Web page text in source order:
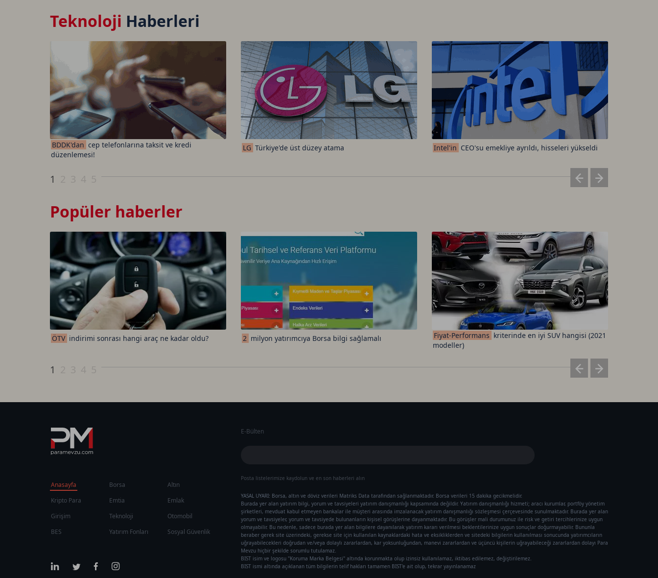
Teknoloji Haberleri
BDDK'dan cep telefonlarına taksit ve kredi
düzenlemesi!
LG Türkiye'de üst düzey atama Intel'in CEO'su emekliye ayrıldı, hisseleri yükseldi
1
Popüler haberler
ÖTV indirimi sonrası hangi araç ne kadar oldu? 2 milyon yatırımcıya Borsa bilgi sağlamalı Fiyat-Performans kriterinde en iyi SUV hangisi (2021
modeller)
1
Anasayfa Borsa
Altın
Kripto Para
Emtia
Emlak
Girişim
Teknoloji
Otomobil
BES
Yatırım Fonları Sosyal Güvenlik
E-Bülten
Posta listelerimize kaydolun ve en son haberleri alın
YASAL UYARI: Borsa, altın ve döviz verileri Matriks Data tarafından sağlanmaktadır. Borsa verileri 15 dakika gecikmelidir.
Burada yer alan yatırım bilgi, yorum ve tavsiyeleri yatırım danışmanlığı kapsamında değildir. Yatırım danışmanlığı hizmeti; aracı kurumlar, portföy yönetim
şirketleri, mevduat kabul etmeyen bankalar ile müşteri arasında imzalanacak yatırım danışmanlığı sözleşmesi çerçevesinde sunulmaktadır. Burada yer alan
yorum ve tavsiyeler, yorum ve tavsiyede bulunanların kişisel görüşlerine dayanmaktadır. Bu görüşler mali durumunuz ile risk ve getiri tercihlerinize uygun
olmayabilir. Bu nedenle, sadece burada yer alan bilgilere dayanılarak yatırım kararı verilmesi beklentilerinize uygun sonuçlar doğurmayabilir. Bununla
beraber gerek site üzerindeki, gerekse site için kullanılan kaynaklardaki hata ve eksikliklerden ve sitedeki bilgilerin kullanılması sonucunda yatırımcıların
uğrayabilecekleri doğrudan ve/veya dolaylı zararlardan, kar yoksunluğundan, manevi zararlardan ve üçüncü kişilerin uğrayabileceği zararlardan dolayı Para
Mevzu hiçbir şekilde sorumlu tutulamaz.
BIST isim ve logosu "Koruma Marka Belgesi" altında korunmakta olup izinsiz kullanılamaz, iktibas edilemez, değiştirilemez.
BIST ismi altında açıklanan tüm bilgilerin telif hakları tamamen BIST'e ait olup, tekrar yayınlanamaz